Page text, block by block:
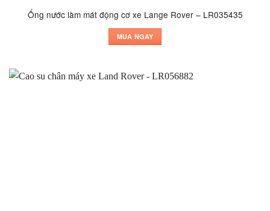
Ống nước làm mát động cơ xe Lange Rover – LR035435
MUA NGAY